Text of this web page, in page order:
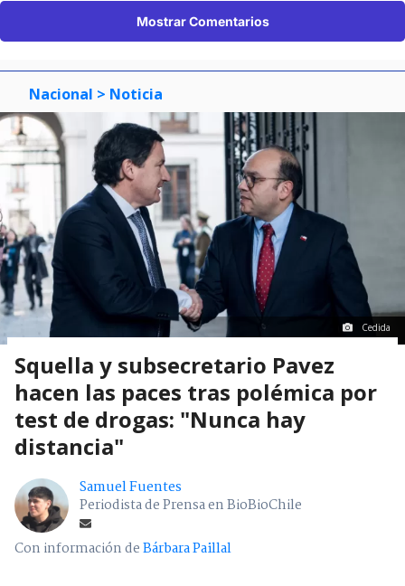
Mostrar Comentarios
Nacional > Noticia
Cedida
Squella y subsecretario Pavez
hacen las paces tras polémica por
test de drogas: "Nunca hay
distancia"
Samuel Fuentes
Periodista de Prensa en BioBioChile
Con información deBárbara Paillal